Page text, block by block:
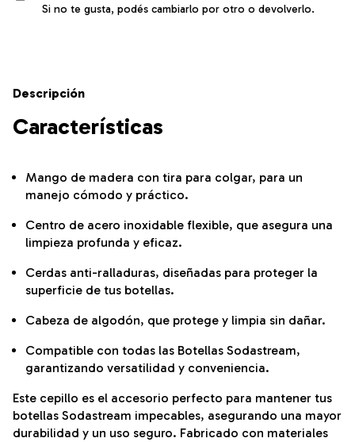
Si no te gusta, podés cambiarlo por otro o devolverlo.
Descripción
Características
Mango de madera con tira para colgar, para un
manejo cómodo y práctico.
Centro de acero inoxidable flexible, que asegura una
limpieza profunda y eficaz.
Cerdas anti-ralladuras, diseñadas para proteger la
superficie de tus botellas.
Cabeza de algodón, que protege y limpia sin dañar.
Compatible con todas las Botellas Sodastream,
garantizando versatilidad y conveniencia.
Este cepillo es el accesorio perfecto para mantener tus
botellas Sodastream impecables, asegurando una mayor
durabilidad y un uso seguro. Fabricado con materiales